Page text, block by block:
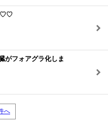
がフォアグラ化しま
へ